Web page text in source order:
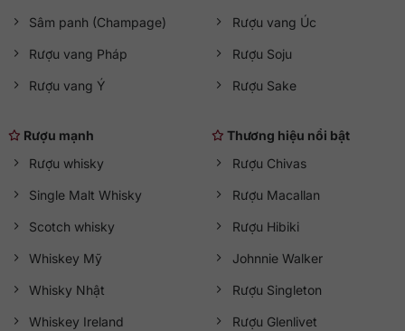
Sâm panh (Champage)
Rượu vang Pháp
Rượu vang Ý
Rượu vang Úc
Rượu Soju
Rượu Sake
Rượu mạnh
Rượu whisky
Single Malt Whisky
Scotch whisky
Whiskey Mỹ
Whisky Nhật
Whiskey Ireland
Thương hiệu nổi bật
Rượu Chivas
Rượu Macallan
Rượu Hibiki
Johnnie Walker
Rượu Singleton
Rượu Glenlivet